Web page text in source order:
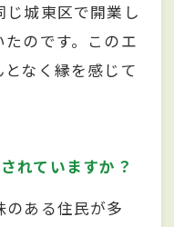
城東区で開業し
のです。このエ
なく縁を感じて
れていますか？
のある住民が多